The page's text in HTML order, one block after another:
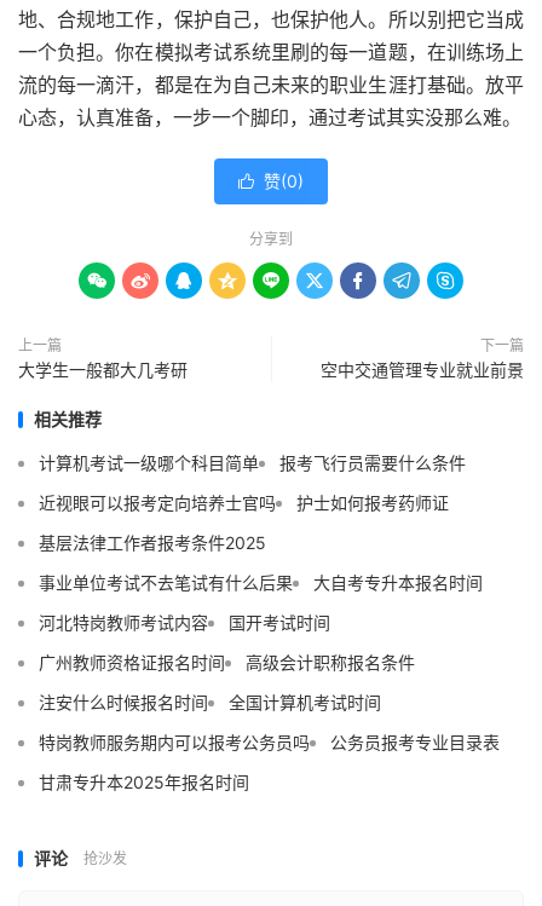
地、合规地工作，保护自己，也保护他人。所以别把它当成
一个负担。你在模拟考试系统里刷的每一道题，在训练场上
流的每一滴汗，都是在为自己未来的职业生涯打基础。放平
心态，认真准备，一步一个脚印，通过考试其实没那么难。
 赞(0)
分享到
        
上一篇
大学生一般都大几考研
下一篇
空中交通管理专业就业前景
相关推荐
计算机考试一级哪个科目简单
报考飞行员需要什么条件
近视眼可以报考定向培养士官吗
护士如何报考药师证
基层法律工作者报考条件2025
事业单位考试不去笔试有什么后果
大自考专升本报名时间
河北特岗教师考试内容
国开考试时间
广州教师资格证报名时间
高级会计职称报名条件
注安什么时候报名时间
全国计算机考试时间
特岗教师服务期内可以报考公务员吗
公务员报考专业目录表
甘肃专升本2025年报名时间
评论 抢沙发